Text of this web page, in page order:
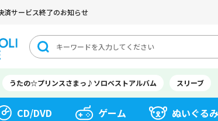
済サービス終了のお知らせ
うたの☆プリンスさまっ♪ソロベストアルバム スリーブ
CD/DVD ゲーム ぬいぐるみ